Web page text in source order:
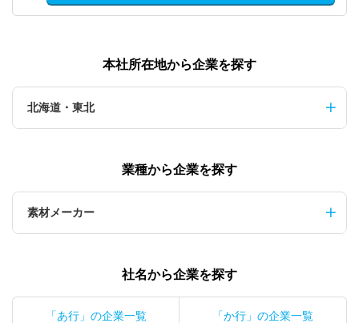
本社所在地から企業を探す
北海道・東北
業種から企業を探す
素材メーカー
社名から企業を探す
「あ行」の企業一覧 「か行」の企業一覧